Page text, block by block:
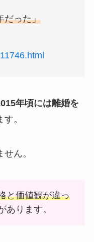
だった」
年頃には離婚を
。
ん。
と価値観が違っ
あります。